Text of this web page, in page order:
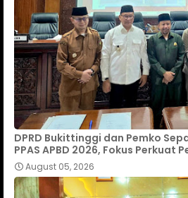
DPRD Bukittinggi dan Pemko
PPAS APBD 2026, Fokus Perkuat
August 05, 2026